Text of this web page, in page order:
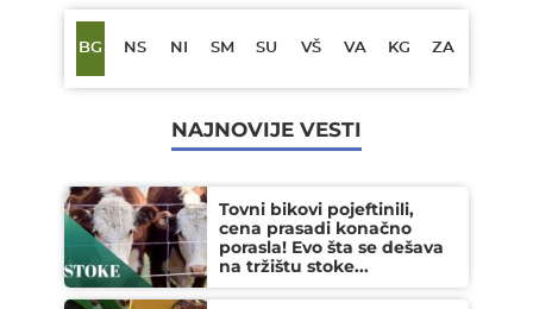
BG NS NI SM SU VŠ VA KG ZA
NAJNOVIJE VESTI
Tovni bikovi pojeftinili,
cena prasadi konačno
porasla! Evo šta se dešava
na tržištu stoke...